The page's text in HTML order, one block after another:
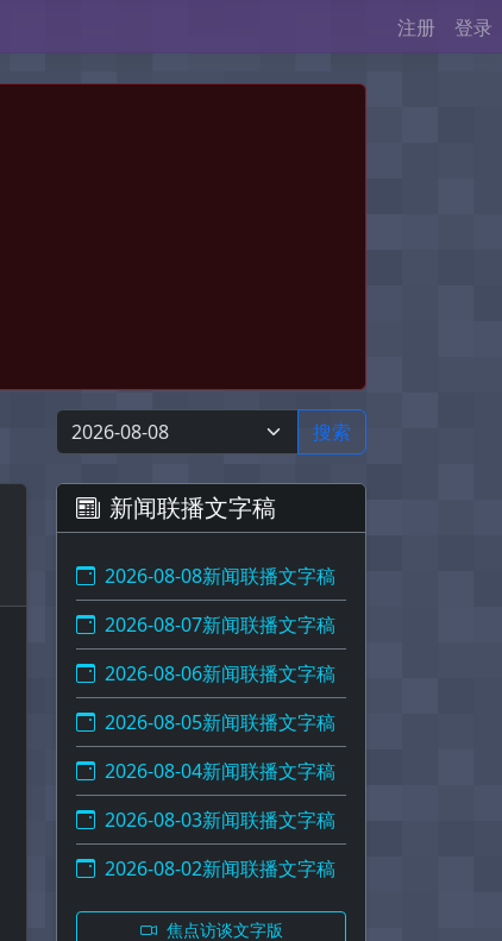
注册 登录
搜索
新闻联播文字稿
2026-08-08新闻联播文字稿
2026-08-07新闻联播文字稿
2026-08-06新闻联播文字稿
2026-08-05新闻联播文字稿
2026-08-04新闻联播文字稿
2026-08-03新闻联播文字稿
2026-08-02新闻联播文字稿
焦点访谈文字版